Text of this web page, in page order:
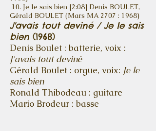
10. Je le sais bien [2:08] Denis BOULET,
Gérald BOULET (Mars MA 2707 : 1968)
J'avais tout deviné / Je le sais
bien (1968)
Denis Boulet : batterie, voix :
J'avais tout deviné
Gérald Boulet : orgue, voix: Je le
sais bien
Ronald Thibodeau : guitare
Mario Brodeur : basse